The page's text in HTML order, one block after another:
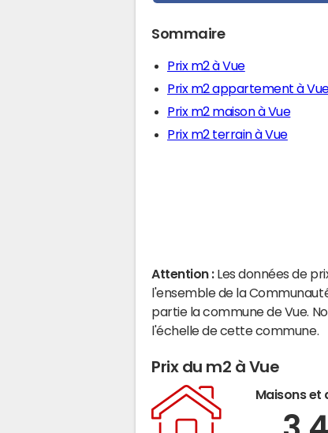
Sommaire
Prix m2 à Vue
Prix m2 appartement à
Prix m2 maison à Vue
Prix m2 terrain à Vue
Attention : Les données de
l'ensemble de la
partie la commune de Vue.
l'échelle de cette commune.
Prix du m2 à Vue
Maisons et